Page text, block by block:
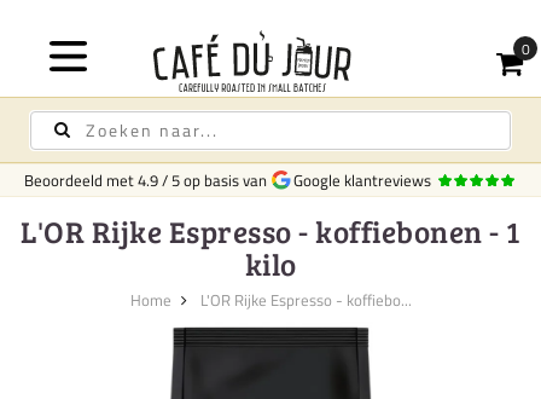
Beoordeeld met4.9/5op basis van Google klantreviews
L'OR Rijke Espresso - koffiebonen - 1
kilo
Home L'OR Rijke Espresso - koffiebo...